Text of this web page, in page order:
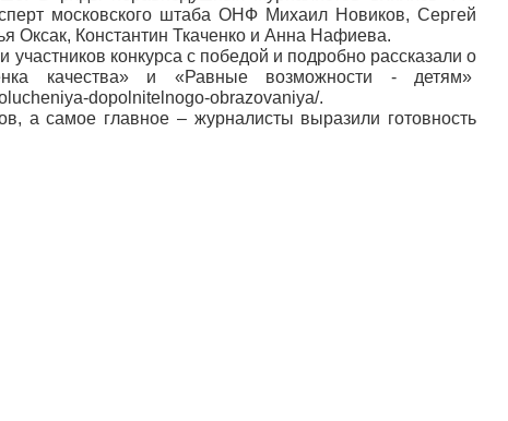
московского штаба ОНФ Михаил Новиков, Сергей
Константин Ткаченко и Анна Нафиева.
конкурса с победой и подробно рассказали о
качества» и «Равные возможности - детям»
dopolnitelnogo-obrazovaniya/.
а самое главное – журналисты выразили готовность